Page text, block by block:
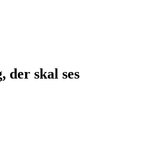
der skal ses